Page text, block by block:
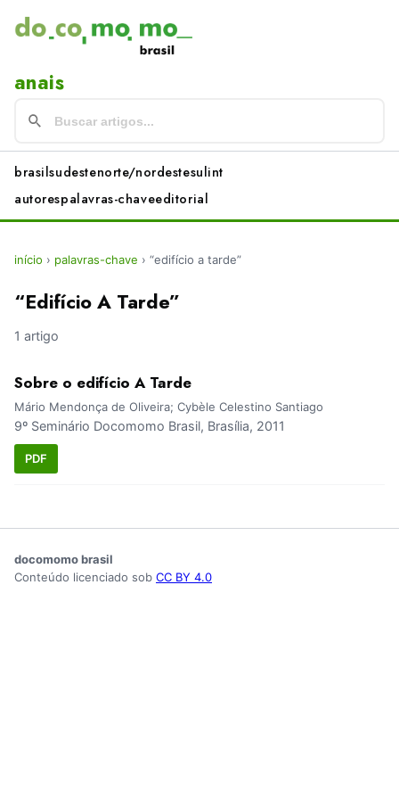
anais
brasilsudestenorte/nordestesulint
autorespalavras-chaveeditorial
início › palavras-chave › “edifício a tarde”
“Edifício A Tarde”
1 artigo
Sobre o edifício A Tarde
Mário Mendonça de Oliveira; Cybèle Celestino Santiago
9º Seminário Docomomo Brasil, Brasília, 2011
PDF
docomomo brasil
Conteúdo licenciado sob CC BY 4.0